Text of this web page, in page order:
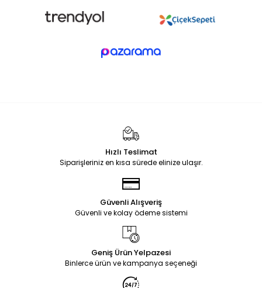
Hızlı Teslimat
Siparişleriniz en kısa sürede elinize ulaşır.
Güvenli Alışveriş
Güvenli ve kolay ödeme sistemi
Geniş Ürün Yelpazesi
Binlerce ürün ve kampanya seçeneği